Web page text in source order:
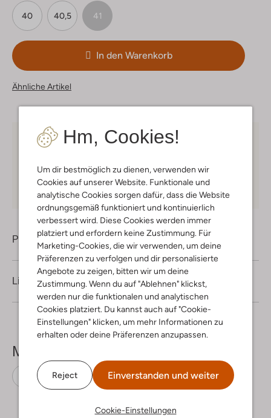
Hm, Cookies!
Um dir bestmöglich zu dienen, verwenden wir
Cookies auf unserer Website. Funktionale und
analytische Cookies sorgen dafür, dass die Website
ordnungsgemäß funktioniert und kontinuierlich
verbessert wird. Diese Cookies werden immer
platziert und erfordern keine Zustimmung. Für
Marketing-Cookies, die wir verwenden, um deine
Präferenzen zu verfolgen und dir personalisierte
Angebote zu zeigen, bitten wir um deine
Zustimmung. Wenn du auf "Ablehnen" klickst,
werden nur die funktionalen und analytischen
Cookies platziert. Du kannst auch auf "Cookie-
Einstellungen" klicken, um mehr Informationen zu
erhalten oder deine Präferenzen anzupassen.
Reject Einverstanden und weiter
Cookie-Einstellungen
40 40,5 41
In den Warenkorb
Ähnliche Artikel
Kostenloser Versandab € 75 für Club-Omoda
Kauf auf Rechnung 30 TagenRückgaberecht
Produktinformation
Lieferung & Rückgabe
Mehr sehen
Slingbacks Paul Green Wildleder